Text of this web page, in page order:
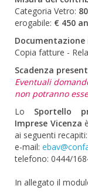
Categoria Vetro:
erogabile: € 450
Documentazione
Copia fatture -
Scadenza
Eventuali
non potranno
Lo Sportello
Imprese Vicenza
ai seguenti recapiti:
e-mail:
telefono: 0444/
In allegato il